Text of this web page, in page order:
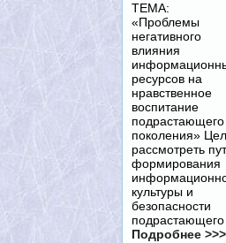
ТЕМА:
«Проблемы
негативного
влияния
ресурсов на
нравственное
воспитание
подрастающего
поколения»
рассмотреть
формирования
культуры и
безопасности
Подробнее >>>